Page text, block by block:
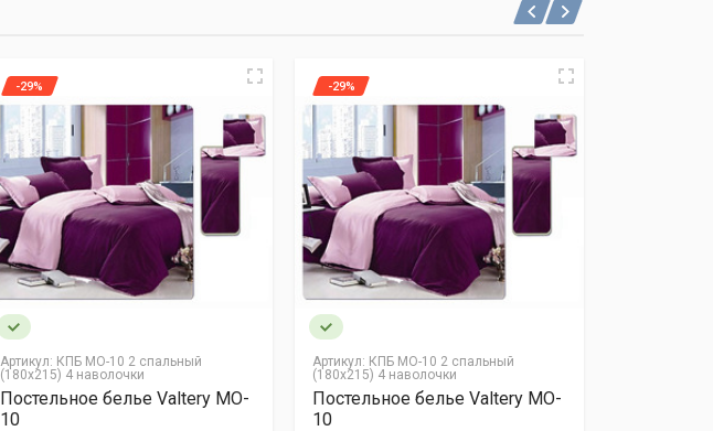
-29%
Артикул: КПБ MO-10 2 спальный
(180х215) 4 наволочки
Постельное белье Valtery MO-
10
-29%
Артикул: КПБ MO-10 2 спальный
(180х215) 4 наволочки
Постельное белье Valtery MO-
10